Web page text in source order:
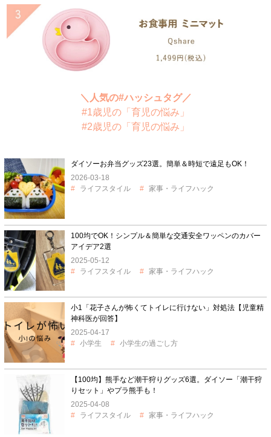
＼人気の#ハッシュタグ／
#1歳児の「育児の悩み」
#2歳児の「育児の悩み」
ダイソーお弁当グッズ23選。簡単＆時短で遠足もOK！
2026-03-18
ライフスタイル
家事・ライフハック
100均でOK！シンプル＆簡単な交通安全ワッペンのカバー
アイデア2選
2025-05-12
ライフスタイル
家事・ライフハック
小1「花子さんが怖くてトイレに行けない」対処法【児童精
神科医が回答】
2025-04-17
小学生
小学生の過ごし方
【100均】熊手など潮干狩りグッズ6選。ダイソー「潮干狩
りセット」やプラ熊手も！
2025-04-08
ライフスタイル
家事・ライフハック